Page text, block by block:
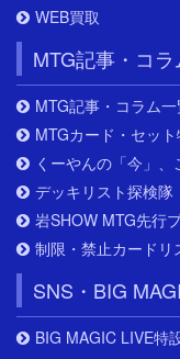
WEB買取
MTG記事・コ
MTG記事・コラム
MTGカード・セッ
くーやんの「今」、
デッキリスト探検隊
岩SHOW MTG先行
制限・禁止カードリ
SNS・BIG
BIG MAGIC LIVE特